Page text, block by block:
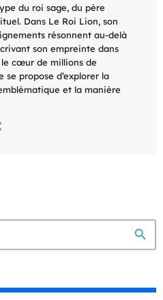
du roi sage, du père
Dans Le Roi Lion, son
résonnent au-delà
son empreinte dans
le cœur de millions de
propose d’explorer la
et la manière
search